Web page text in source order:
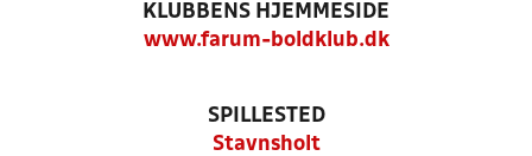
KLUBBENS HJEMMESIDE
www.farum-boldklub.dk
SPILLESTED
Stavnsholt